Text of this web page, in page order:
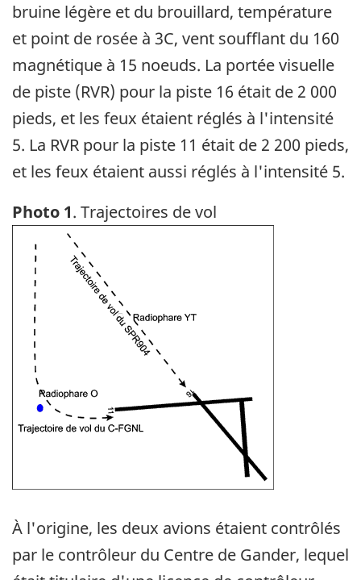
bruine légère et du brouillard, température
et point de rosée à 3C, vent soufflant du 160
magnétique à 15 noeuds. La portée visuelle
de piste (RVR) pour la piste 16 était de 2 000
pieds, et les feux étaient réglés à l'intensité
5. La RVR pour la piste 11 était de 2 200 pieds,
et les feux étaient aussi réglés à l'intensité 5.
Photo 1. Trajectoires de vol
À l'origine, les deux avions étaient contrôlés
par le contrôleur du Centre de Gander, lequel